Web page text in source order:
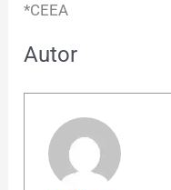
*CEEA
Autor